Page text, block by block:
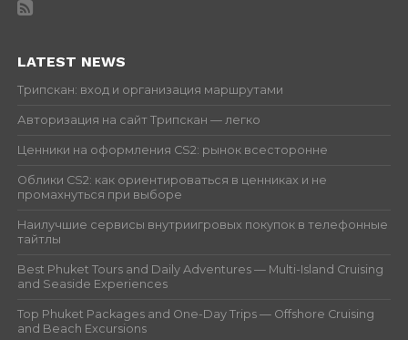
LATEST NEWS
Трипскан: вход и организация маршрутами
Авторизация на сайт Трипскан — легко
Ценники на оформления CS2: рынок всесторонне
Облики CS2: как ориентироваться в ценниках и не
промахнуться при выборе
Наилучшие сервисы внутриигровых покупок в телефонные
тайтлы
Best Phuket Tours and Daily Adventures — Multi-Island Cruising
and Seaside Experiences
Top Phuket Packages and One-Day Trips — Offshore Cruising
and Beach Excursions